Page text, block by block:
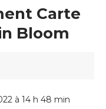
Carte
Bloom
à 14 h 48 min